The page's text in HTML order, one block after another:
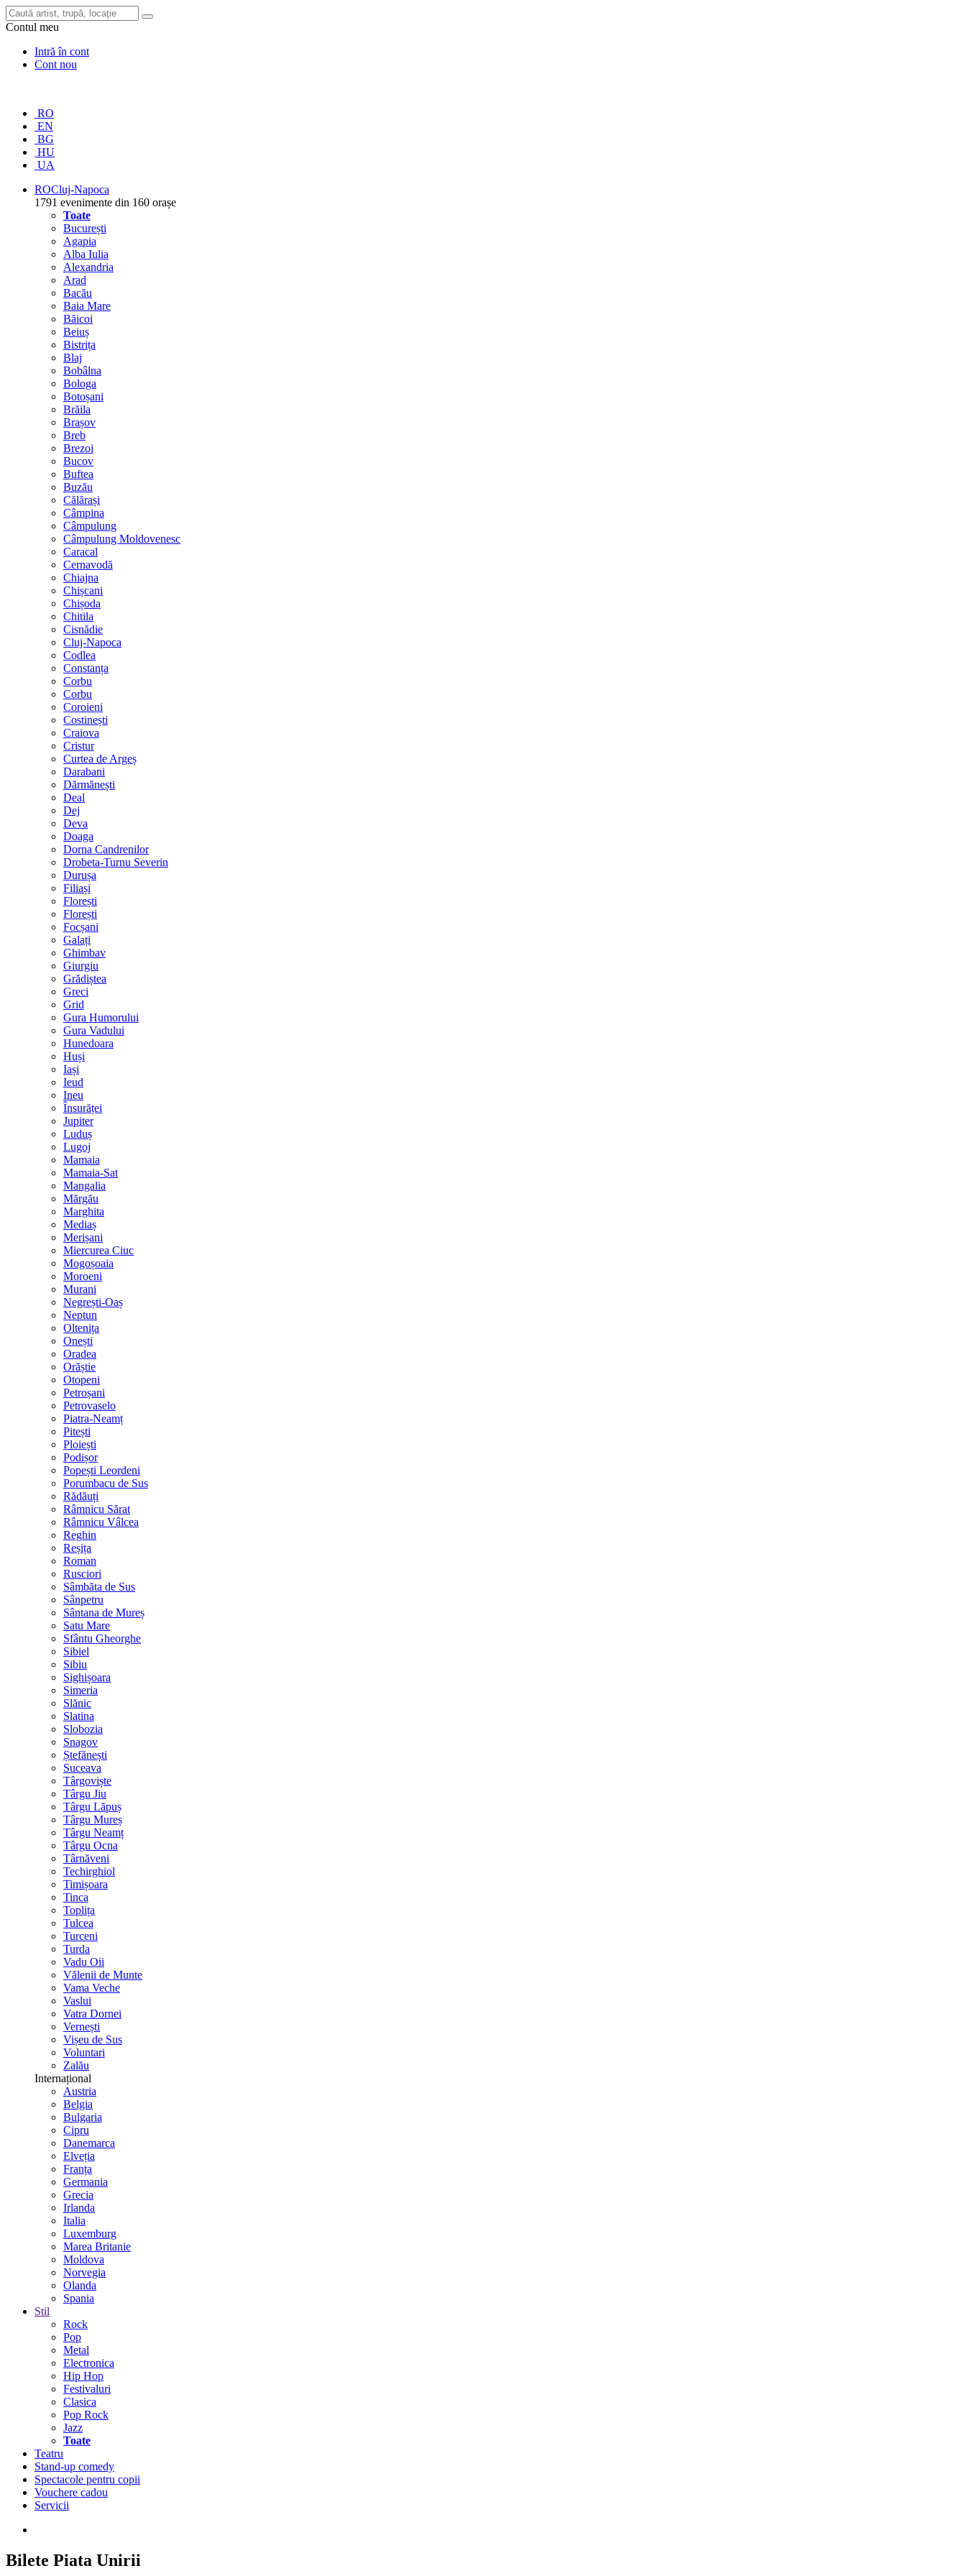
Contul meu
Intră în cont
Cont nou
RO
EN
BG
HU
UA
ROCluj-Napoca
1791 evenimente din 160 orașe
Toate
București
Agapia
Alba Iulia
Alexandria
Arad
Bacău
Baia Mare
Băicoi
Beiuș
Bistrița
Blaj
Bobâlna
Bologa
Botoșani
Brăila
Brașov
Breb
Brezoi
Bucov
Buftea
Buzău
Călărași
Câmpina
Câmpulung
Câmpulung Moldovenesc
Caracal
Cernavodă
Chiajna
Chișcani
Chișoda
Chitila
Cisnădie
Cluj-Napoca
Codlea
Constanța
Corbu
Corbu
Coroieni
Costinești
Craiova
Cristur
Curtea de Argeș
Darabani
Dărmănești
Deal
Dej
Deva
Doaga
Dorna Candrenilor
Drobeta-Turnu Severin
Durușa
Filiași
Florești
Florești
Focșani
Galați
Ghimbav
Giurgiu
Grădiștea
Greci
Grid
Gura Humorului
Gura Vadului
Hunedoara
Huși
Iași
Ieud
Ineu
Însurăței
Jupiter
Luduș
Lugoj
Mamaia
Mamaia-Sat
Mangalia
Mărgău
Marghita
Mediaș
Merișani
Miercurea Ciuc
Mogoșoaia
Moroeni
Murani
Negrești-Oaș
Neptun
Oltenița
Onești
Oradea
Orăștie
Otopeni
Petroșani
Petrovaselo
Piatra-Neamț
Pitești
Ploiești
Podișor
Popești Leordeni
Porumbacu de Sus
Rădăuți
Râmnicu Sărat
Râmnicu Vâlcea
Reghin
Reșița
Roman
Rusciori
Sâmbăta de Sus
Sânpetru
Sântana de Mureș
Satu Mare
Sfântu Gheorghe
Sibiel
Sibiu
Sighișoara
Simeria
Slănic
Slatina
Slobozia
Snagov
Ștefănești
Suceava
Târgoviște
Târgu Jiu
Târgu Lăpuș
Târgu Mureș
Târgu Neamț
Târgu Ocna
Târnăveni
Techirghiol
Timișoara
Tinca
Toplița
Tulcea
Turceni
Turda
Vadu Oii
Vălenii de Munte
Vama Veche
Vaslui
Vatra Dornei
Vernești
Vișeu de Sus
Voluntari
Zalău
Internațional
Austria
Belgia
Bulgaria
Cipru
Danemarca
Elveția
Franța
Germania
Grecia
Irlanda
Italia
Luxemburg
Marea Britanie
Moldova
Norvegia
Olanda
Spania
Stil
Rock
Pop
Metal
Electronica
Hip Hop
Festivaluri
Clasica
Pop Rock
Jazz
Toate
Teatru
Stand-up comedy
Spectacole pentru copii
Vouchere cadou
Servicii
Bilete Piata Unirii